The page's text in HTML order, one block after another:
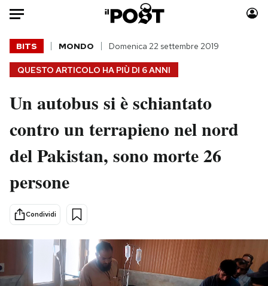
Auto
HOME
Italia
Politica
Tecnologia
Scienza
Cultura
Economia
Sport
Moda
Consumismi
Storie/Idee
Mondiali calcio 2026
QUESTO ARTICOLO HA PIÙ DI 6 ANNI
BITS MONDO Domenica 22 settembre 2019
Un autobus si è schiantato
contro un terrapieno nel nord
del Pakistan, sono morte 26
persone
Condividi